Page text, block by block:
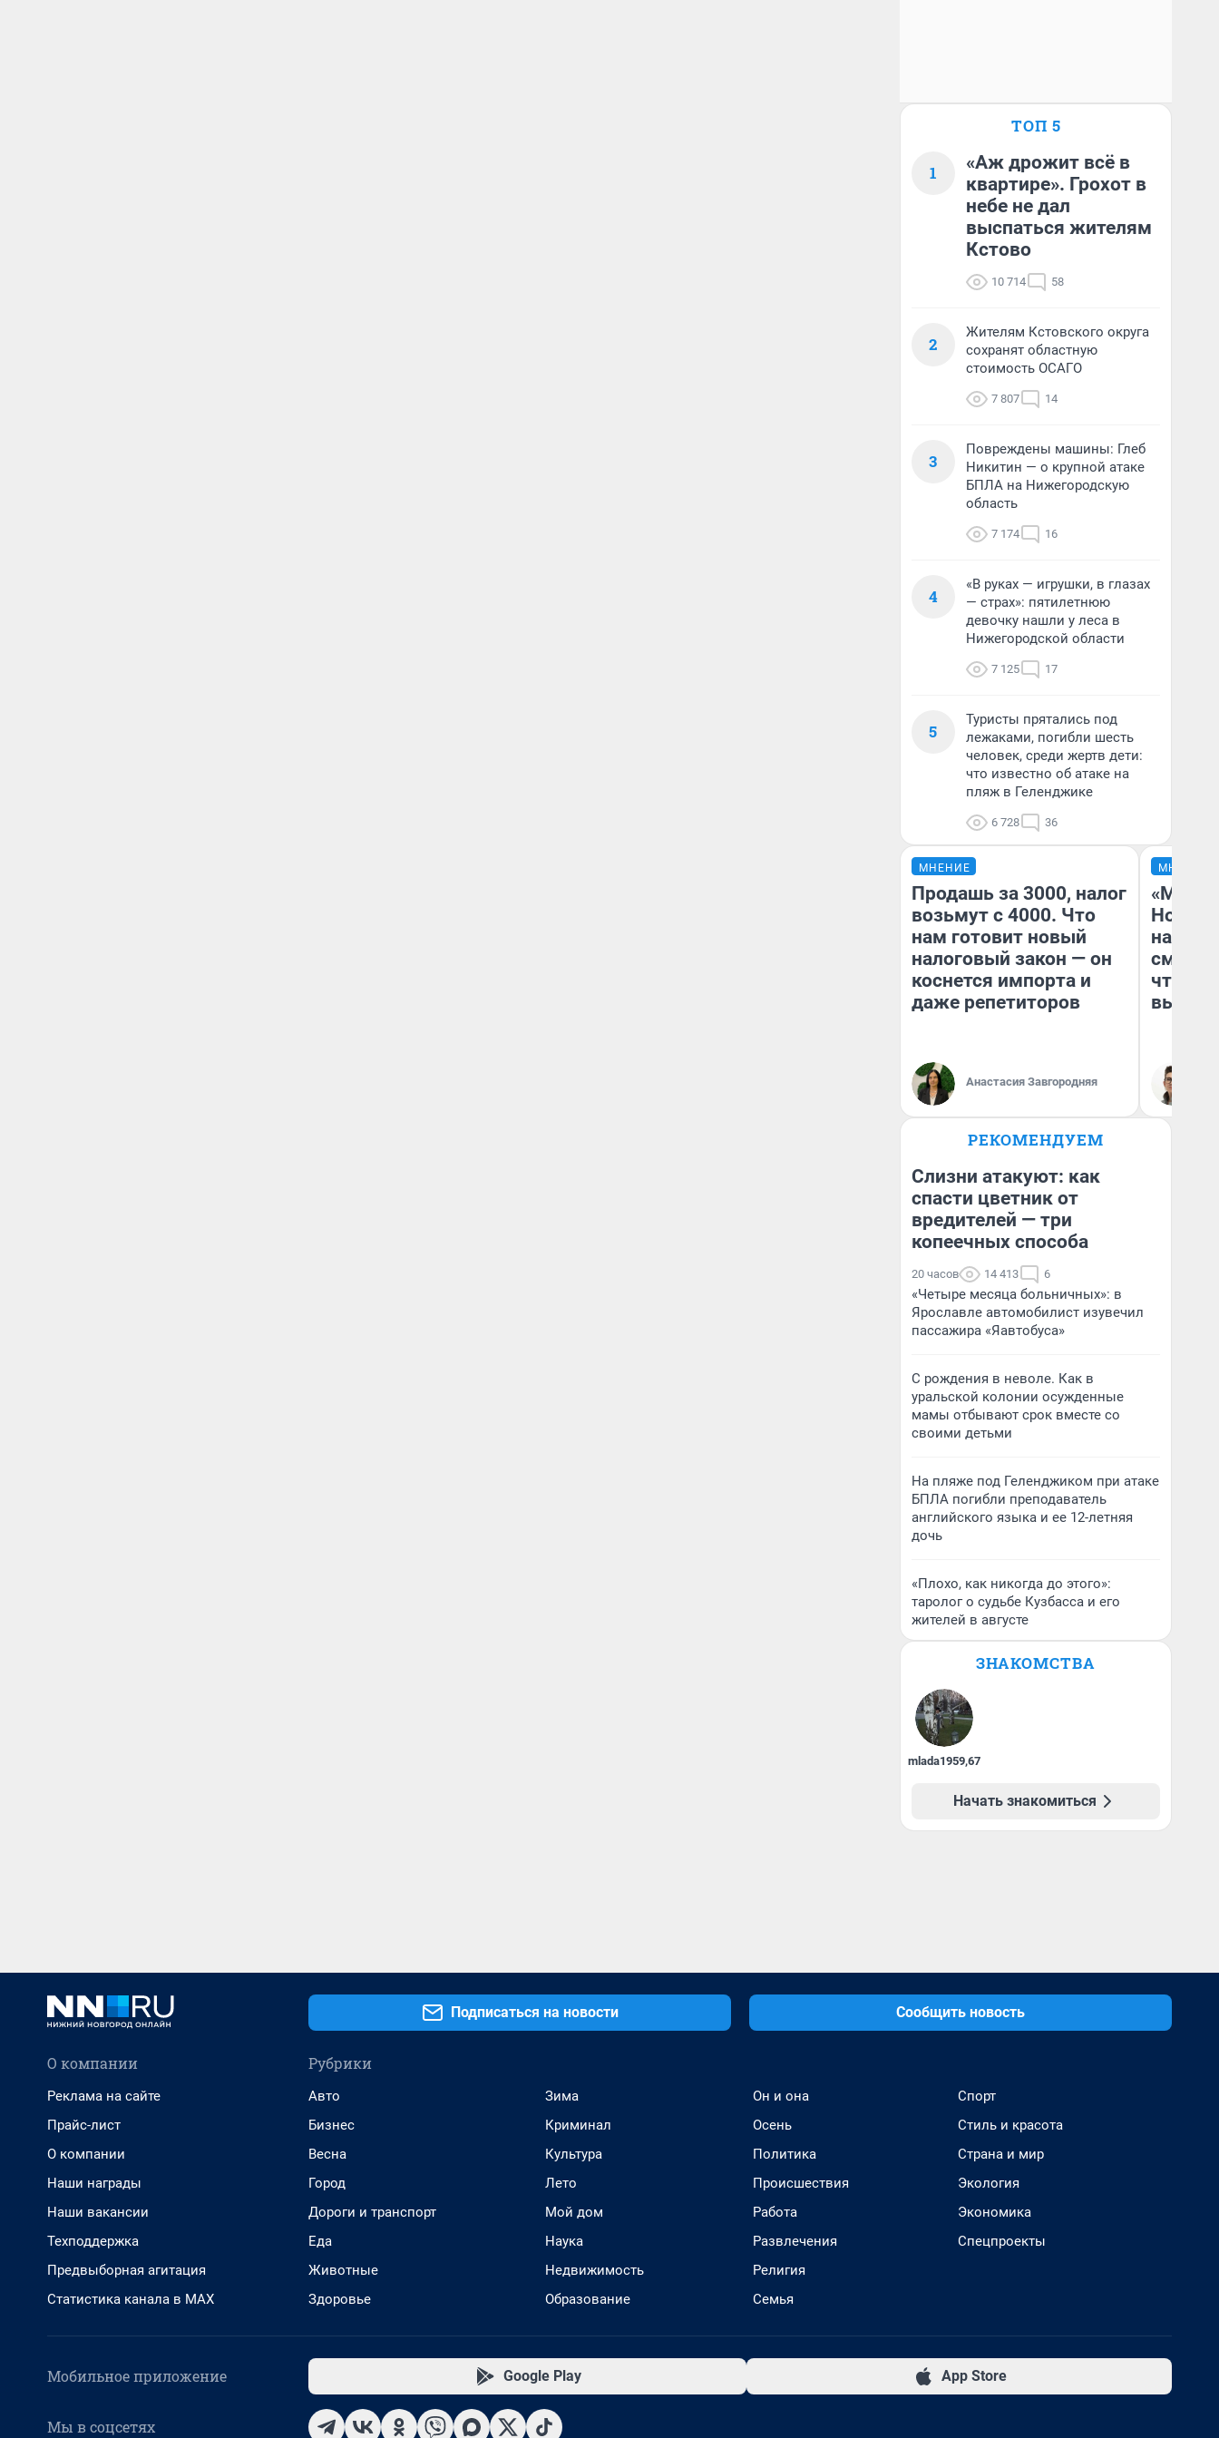
ТОП 5
1
«Аж дрожит всё в
квартире». Грохот в
небе не дал
выспаться жителям
Кстово
10 714 58
2
Жителям Кстовского округа
сохранят областную
стоимость ОСАГО
7 807 14
3
Повреждены машины: Глеб
Никитин — о крупной атаке
БПЛА на Нижегородскую
область
7 174 16
4
«В руках — игрушки, в глазах
— страх»: пятилетнюю
девочку нашли у леса в
Нижегородской области
7 125 17
5
Туристы прятались под
лежаками, погибли шесть
человек, среди жертв дети:
что известно об атаке на
пляж в Геленджике
6 728 36
МНЕНИЕ
Продашь за 3000, налог
возьмут с 4000. Что
нам готовит новый
налоговый закон — он
коснется импорта и
даже репетиторов
Анастасия Завгородняя
МНЕНИЕ
«Мы
чтобы
РЕКОМЕНДУЕМ
Слизни атакуют: как
спасти цветник от
вредителей — три
копеечных способа
20 часов 14 413 6
«Четыре месяца больничных»: в
Ярославле автомобилист изувечил
пассажира «Яавтобуса»
С рождения в неволе. Как в
уральской колонии осужденные
мамы отбывают срок вместе со
своими детьми
На пляже под Геленджиком при атаке
БПЛА погибли преподаватель
английского языка и ее 12-летняя
дочь
«Плохо, как никогда до этого»:
таролог о судьбе Кузбасса и его
жителей в августе
ЗНАКОМСТВА
mlada1959,67
Начать знакомиться
Подписаться на новости Сообщить новость
О компании
Реклама на сайте
Прайс-лист
О компании
Наши награды
Наши вакансии
Техподдержка
Предвыборная агитация
Статистика канала в MAX
Рубрики
Авто
Бизнес
Весна
Город
Дороги и транспорт
Еда
Животные
Здоровье
Зима
Криминал
Культура
Лето
Мой дом
Наука
Недвижимость
Образование
Он и она
Осень
Политика
Происшествия
Работа
Развлечения
Религия
Семья
Спорт
Стиль и красота
Страна и мир
Экология
Экономика
Спецпроекты
Мобильное приложение Google Play App Store
Мы в соцсетях